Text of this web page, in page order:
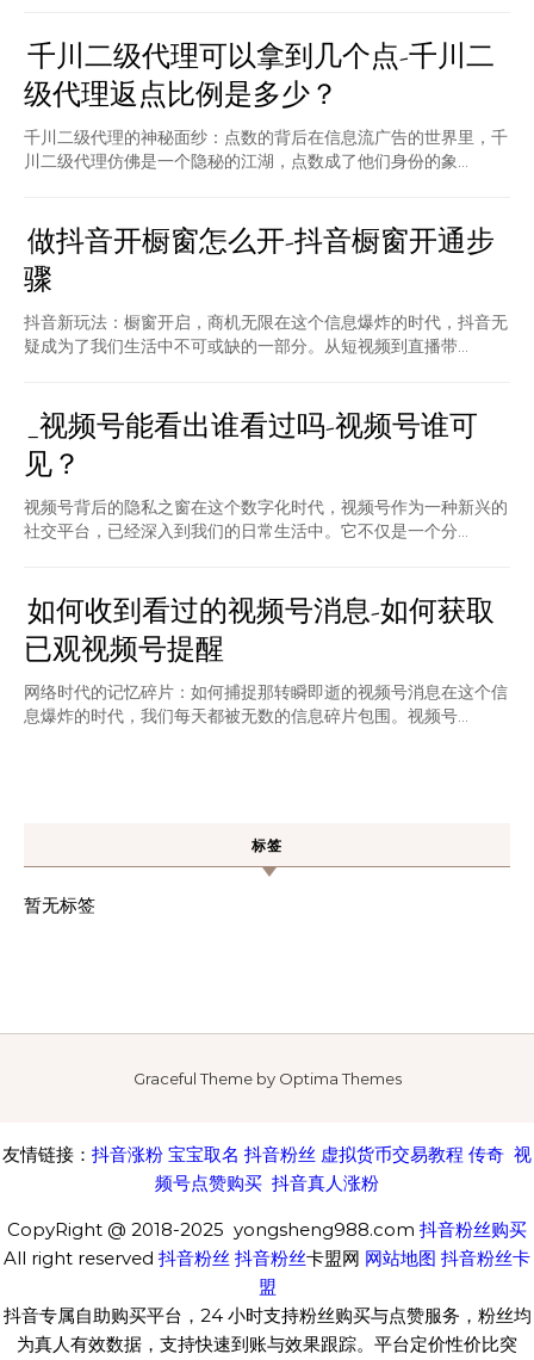
千川二级代理可以拿到几个点-千川二
级代理返点比例是多少？
千川二级代理的神秘面纱：点数的背后在信息流广告的世界里，千
川二级代理仿佛是一个隐秘的江湖，点数成了他们身份的象...
做抖音开橱窗怎么开-抖音橱窗开通步
骤
抖音新玩法：橱窗开启，商机无限在这个信息爆炸的时代，抖音无
疑成为了我们生活中不可或缺的一部分。从短视频到直播带...
_视频号能看出谁看过吗-视频号谁可
见？
视频号背后的隐私之窗在这个数字化时代，视频号作为一种新兴的
社交平台，已经深入到我们的日常生活中。它不仅是一个分...
如何收到看过的视频号消息-如何获取
已观视频号提醒
网络时代的记忆碎片：如何捕捉那转瞬即逝的视频号消息在这个信
息爆炸的时代，我们每天都被无数的信息碎片包围。视频号...
标签
暂无标签
Graceful Theme by Optima Themes
友情链接： 抖音涨粉 宝宝取名 抖音粉丝 虚拟货币交易教程 传奇 视
频号点赞购买 抖音真人涨粉
CopyRight @ 2018-2025 yongsheng988.com 抖音粉丝购买
All right reserved 抖音粉丝 抖音粉丝卡盟网 网站地图 抖音粉丝卡
盟
抖音专属自助购买平台，24 小时支持粉丝购买与点赞服务，粉丝均
为真人有效数据，支持快速到账与效果跟踪。平台定价性价比突